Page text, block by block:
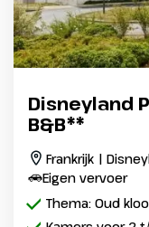
Disneyland
B&B**
Frankrijk |
Eigen vervoer
Thema: Oud